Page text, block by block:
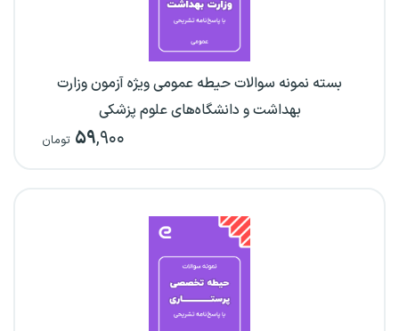
بسته نمونه سوالات حیطه عمومی ویژه آزمون وزارت
بهداشت و دانشگاه‌های علوم پزشکی
۵۹,۹۰۰ تومان